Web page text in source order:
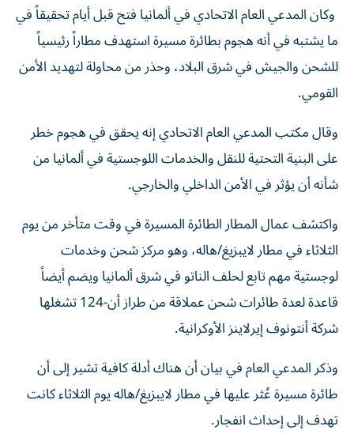
وكان المدعي العام الاتحادي في ألمانيا فتح قبل أيام تحقيقاً في
ما يشتبه في أنه هجوم بطائرة مسيرة استهدف مطاراً رئيسياً
للشحن والجيش في شرق البلاد، وحذر من محاولة لتهديد الأمن
القومي.
وقال مكتب المدعي العام الاتحادي إنه يحقق في هجوم خطر
على البنية التحتية للنقل والخدمات اللوجستية في ألمانيا من
شأنه أن يؤثر في الأمن الداخلي والخارجي.
واكتشف عمال المطار الطائرة المسيرة في وقت متأخر من يوم
الثلاثاء في مطار لايبزيغ/هاله، وهو مركز شحن وخدمات
لوجستية مهم تابع لحلف الناتو في شرق ألمانيا ويضم أيضاً
قاعدة لعدة طائرات شحن عملاقة من طراز أن-124 تشغلها
شركة أنتونوف إيرلاينز الأوكرانية.
وذكر المدعي العام في بيان أن هناك أدلة كافية تشير إلى أن
طائرة مسيرة عُثر عليها في مطار لايبزيغ/هاله يوم الثلاثاء كانت
تهدف إلى إحداث انفجار.